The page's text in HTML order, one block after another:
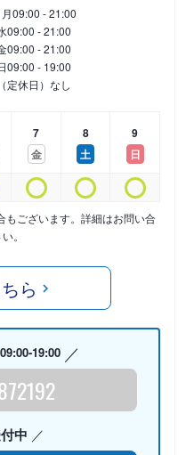
月09:00 - 21:00
09:00 - 21:00
09:00 - 21:00
09:00 - 19:00
（定休日）なし
7
金
8
土
9
日
ございます。詳細はお問い合
。
ら
09:00-19:00
中